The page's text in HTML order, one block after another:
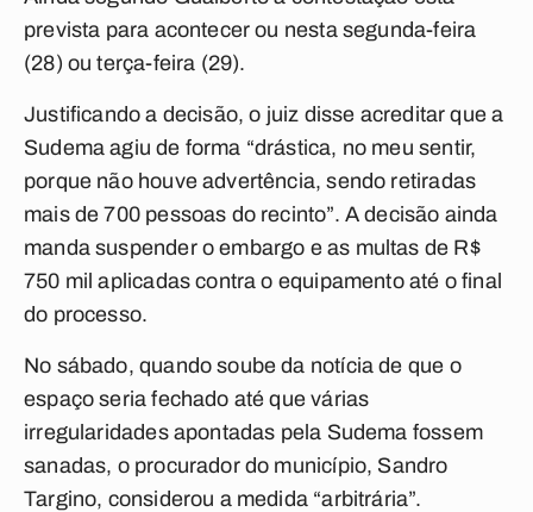
prevista para acontecer ou nesta segunda-feira
(28) ou terça-feira (29).
Justificando a decisão, o juiz disse acreditar que a
Sudema agiu de forma “drástica, no meu sentir,
porque não houve advertência, sendo retiradas
mais de 700 pessoas do recinto”. A decisão ainda
manda suspender o embargo e as multas de R$
750 mil aplicadas contra o equipamento até o final
do processo.
No sábado, quando soube da notícia de que o
espaço seria fechado até que várias
irregularidades apontadas pela Sudema fossem
sanadas, o procurador do município, Sandro
Targino, considerou a medida “arbitrária”.